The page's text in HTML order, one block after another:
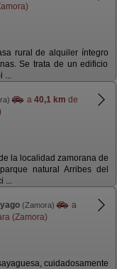
rural de alquiler íntegro
Se trata de un edificio
...
a 40,1 km de
la localidad zamorana de
natural Arribes del
...
(Zamora)
a
(Zamora)
cuidadosamente